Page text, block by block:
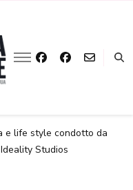
La moda a portata
e life style condotto da
Studios